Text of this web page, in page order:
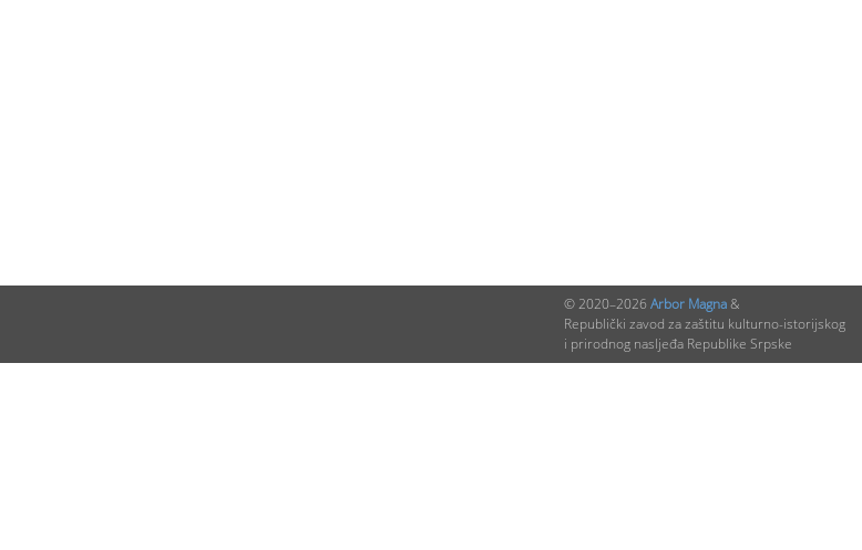
© 2020–2026 Arbor Magna&
Republički zavod za zaštitu kulturno-istorijskog
i prirodnog nasljeđa Republike Srpske